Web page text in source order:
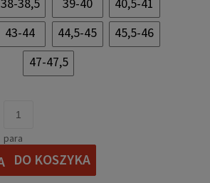
43-44 44,5-45
45,5-46
47-47,5
para
DO KOSZYKA